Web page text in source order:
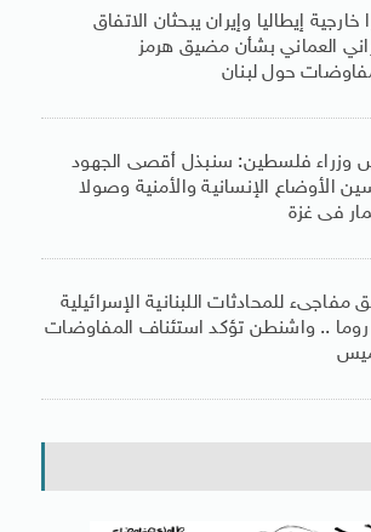
خارجية إيطاليا وإيران يبحثان الاتفاق
العماني بشأن مضيق هرمز
حول لبنان
وزراء فلسطين: سنبذل أقصى الجهود
الأوضاع الإنسانية والأمنية وصولا
فى غزة
مفاجىء للمحادثات اللبنانية الإسرائيلية
.. واشنطن تؤكد استئناف المفاوضات